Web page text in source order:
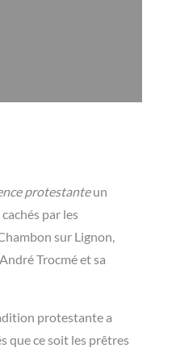
protestanteun
par les
sur Lignon,
Trocmé et sa
protestante a
que ce soit les prêtres